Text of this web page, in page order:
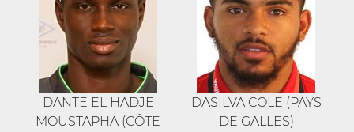
DANTE EL HADJE
MOUSTAPHA (CÔTE
DASILVA COLE (PAYS
DE GALLES)